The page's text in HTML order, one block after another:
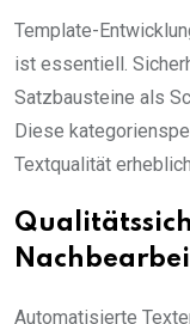
Template-
ist essentiell.
Satzbausteine als
Diese
Textqualität erheblich.
Automatisierte